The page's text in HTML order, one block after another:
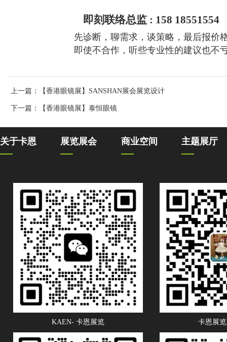
即刻联络总监 : 158 18551554
先诊断，聊需求，谈策略，最后报价
即使不合作，听些专业性的建议也不
上一篇：【香港眼镜展】SANSHAN展会展览设计
下一篇：【香港眼镜展】泰恒眼镜
关于卡恩 展览展会 商业空间 主题展厅
KAEN- 卡恩展览 卡恩展